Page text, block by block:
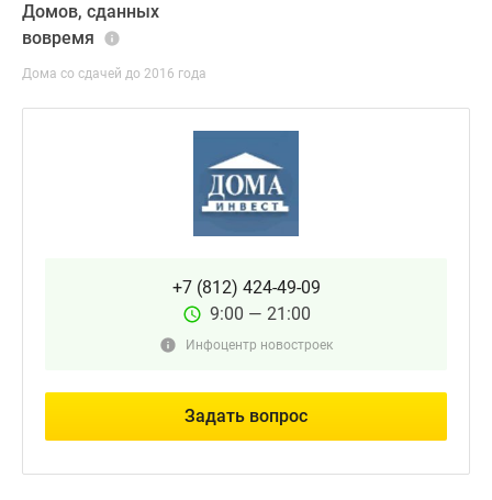
Домов, сданных
вовремя
Дома со сдачей до 2016 года
+7 (812) 424-49-09
9:00 — 21:00
Инфоцентр новостроек
Задать вопрос